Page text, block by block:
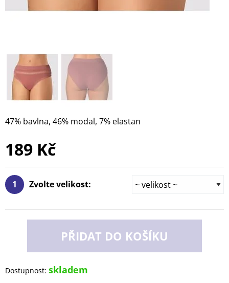
47% bavlna, 46% modal, 7% elastan
189 Kč
1 Zvolte velikost:
PŘIDAT DO KOŠÍKU
Dostupnost: skladem